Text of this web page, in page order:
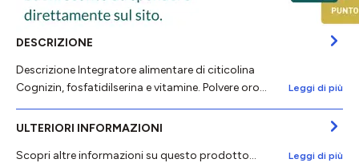
DESCRIZIONE
Descrizione Integratore alimentare di citicolina
Cognizin, fosfatidilserina e vitamine. Polvere oro…
Leggi di più
ULTERIORI INFORMAZIONI
Scopri altre informazioni su questo prodotto...
Leggi di più